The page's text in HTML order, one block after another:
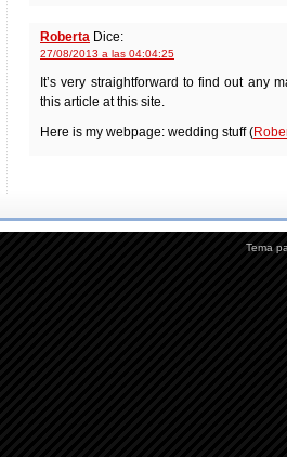
Roberta Dice:
27/08/2013 a las 04:04:25
It’s very straightforward to find out any
this article at this site.
Here is my webpage: wedding stuff (
Tema